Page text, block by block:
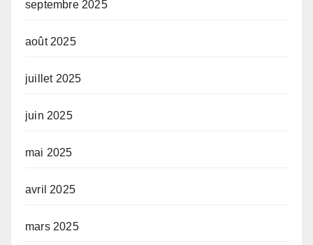
septembre 2025
août 2025
juillet 2025
juin 2025
mai 2025
avril 2025
mars 2025